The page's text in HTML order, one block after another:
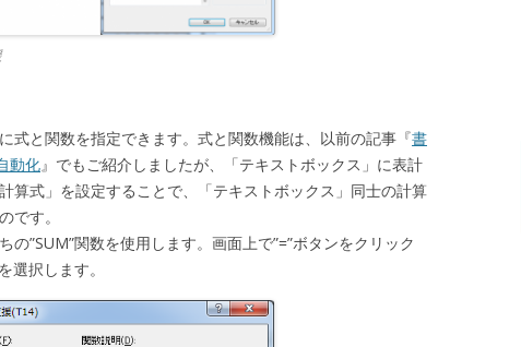
式と関数を指定できます。式と関数機能は、以前の記事『書
動化』でもご紹介しましたが、「テキストボックス」に表計
算式」を設定することで、「テキストボックス」同士の計算
です。
の”SUM”関数を使用します。画面上で”=”ボタンをクリック
選択します。